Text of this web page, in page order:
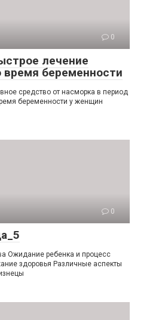
0
лечение
время беременности
средство от насморка в период
беременности у женщин
0
Ожидание ребенка и процесс
здоровья Различные аспекты